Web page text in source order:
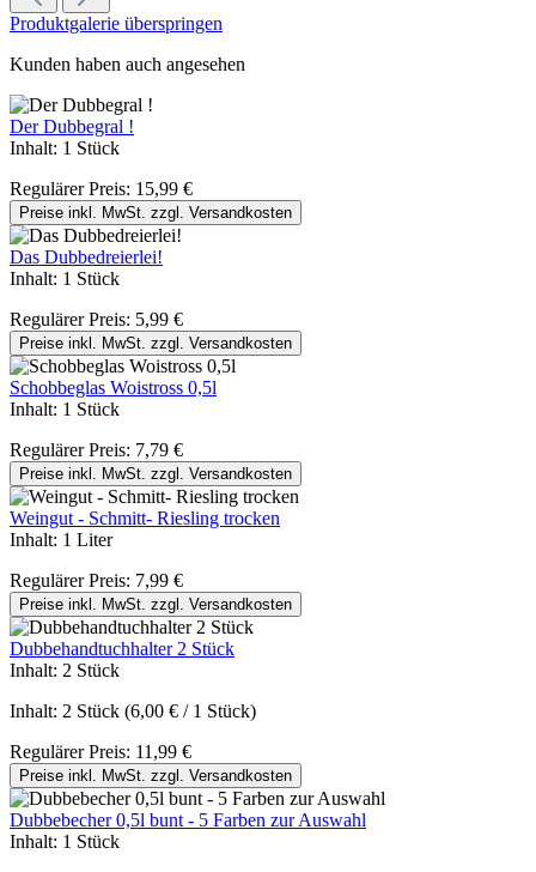
Produktgalerie überspringen
Kunden haben auch angesehen
Der Dubbegral !
Inhalt: 1 Stück
Regulärer Preis: 15,99 €
Preise inkl. MwSt. zzgl. Versandkosten
Das Dubbedreierlei!
Inhalt: 1 Stück
Regulärer Preis: 5,99 €
Preise inkl. MwSt. zzgl. Versandkosten
Schobbeglas Woistross 0,5l
Inhalt: 1 Stück
Regulärer Preis: 7,79 €
Preise inkl. MwSt. zzgl. Versandkosten
Weingut - Schmitt- Riesling trocken
Inhalt: 1 Liter
Regulärer Preis: 7,99 €
Preise inkl. MwSt. zzgl. Versandkosten
Dubbehandtuchhalter 2 Stück
Inhalt: 2 Stück
Inhalt: 2 Stück (6,00 € / 1 Stück)
Regulärer Preis: 11,99 €
Preise inkl. MwSt. zzgl. Versandkosten
Dubbebecher 0,5l bunt - 5 Farben zur Auswahl
Inhalt: 1 Stück